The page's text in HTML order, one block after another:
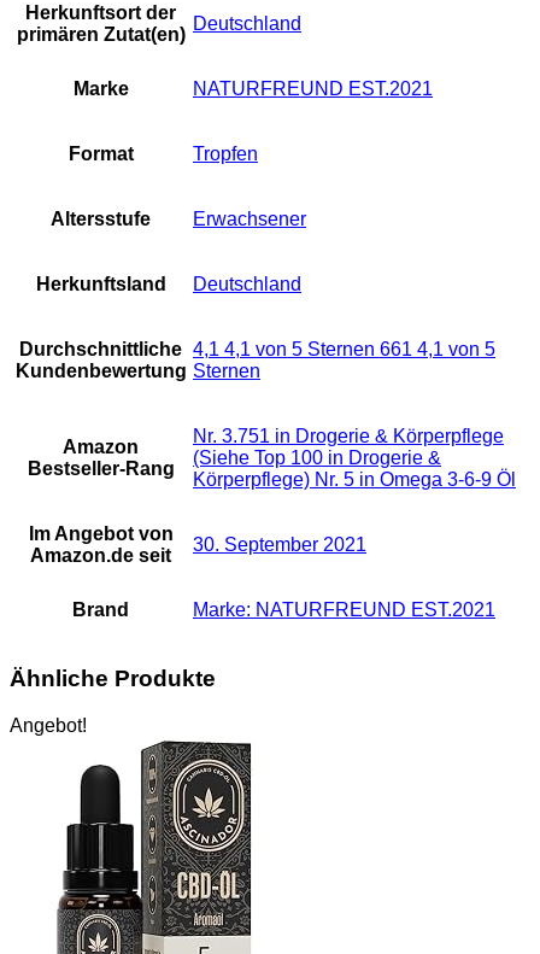
Herkunftsort der
primären Zutat(en)
‎Deutschland
Marke ‎NATURFREUND EST.2021
Format ‎Tropfen
Altersstufe ‎Erwachsener
Herkunftsland ‎Deutschland
Durchschnittliche
Kundenbewertung
4,1 4,1 von 5 Sternen 661 4,1 von 5
Sternen
Amazon
Bestseller-Rang
Nr. 3.751 in Drogerie & Körperpflege
(Siehe Top 100 in Drogerie &
Körperpflege) Nr. 5 in Omega 3-6-9 Öl
Im Angebot von
Amazon.de seit
30. September 2021
Brand Marke: NATURFREUND EST.2021
Ähnliche Produkte
Angebot!